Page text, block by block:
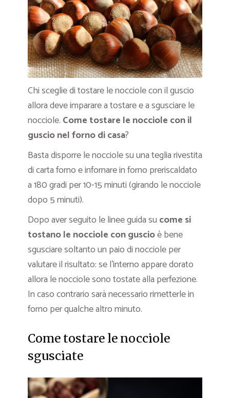
Chi sceglie di tostare le nocciole con il guscio
allora deve imparare a tostare e a sgusciare le
nocciole. Come tostare le nocciole con il
guscio nel forno di casa?
Basta disporre le nocciole su una teglia rivestita
di carta forno e infornare in forno preriscaldato
a 180 gradi per 10-15 minuti (girando le nocciole
dopo 5 minuti).
Dopo aver seguito le linee guida su come si
tostano le nocciole con guscioè bene
sgusciare soltanto un paio di nocciole per
valutare il risultato: se l’interno appare dorato
allora le nocciole sono tostate alla perfezione.
In caso contrario sarà necessario rimetterle in
forno per qualche altro minuto.
Come tostare le nocciole
sgusciate